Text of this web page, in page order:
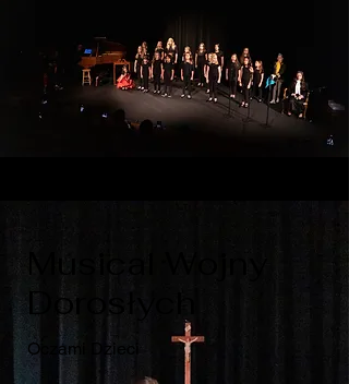
Musical Wojny
Dorosłych
Oczami Dzieci